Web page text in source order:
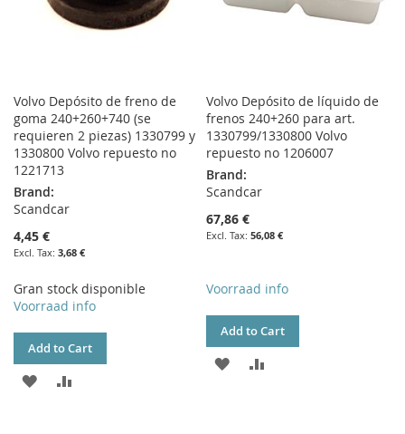
Volvo Depósito de freno de
goma 240+260+740 (se
requieren 2 piezas) 1330799 y
1330800 Volvo repuesto no
1221713
Brand:
Scandcar
4,45 €
3,68 €
Gran stock disponible
Voorraad info
Add to Cart
ADD
Volvo Depósito de líquido de
frenos 240+260 para art.
1330799/1330800 Volvo
repuesto no 1206007
Brand:
Scandcar
67,86 €
56,08 €
Voorraad info
Add to Cart
ADD